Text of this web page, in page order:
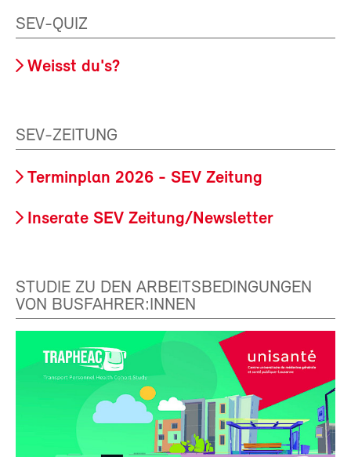
SEV-QUIZ
Weisst du's?
SEV-ZEITUNG
Terminplan 2026 - SEV Zeitung
Inserate SEV Zeitung/Newsletter
STUDIE ZU DEN ARBEITSBEDINGUNGEN
VON BUSFAHRER:INNEN